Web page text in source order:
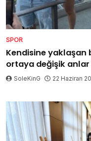
SPOR
Kendisine yaklaşan
ortaya değişik anlar
SoleKinG 22 Haziran